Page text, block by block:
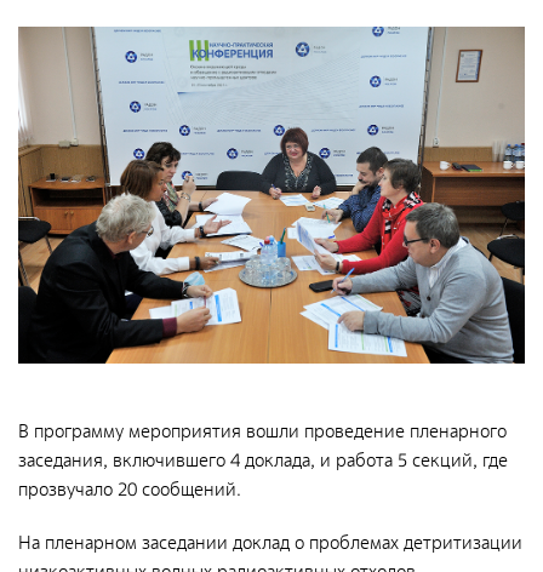
В программу мероприятия вошли проведение пленарного
заседания, включившего 4 доклада, и работа 5 секций, где
прозвучало 20 сообщений.
На пленарном заседании доклад о проблемах детритизации
Окончательные материалы оценки воздействия на
окружающую среду
Онлайн-мониторинг
СМИ о нас
Контакты
Обратная связь
Новости
Обращение с РАО и ОИИИ